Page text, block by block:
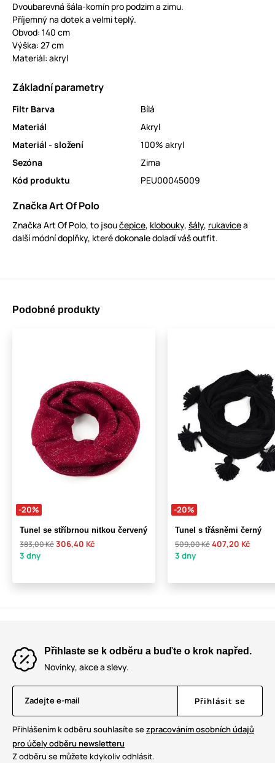
Dvoubarevná šála-komín pro podzim a zimu.
Příjemný na dotek a velmi teplý.
Obvod: 140 cm
Výška: 27 cm
Materiál: akryl
Základní parametry
Filtr Barva
Bílá
Materiál
Akryl
Materiál - složení
100% akryl
Sezóna
Zima
Kód produktu
PEU00045009
Značka Art Of Polo
Značka Art Of Polo, to jsoučepice, klobouky, šály, rukavicea
další módní doplňky, které dokonale doladí váš outfit.
Podobné produkty
-20%
Tunel se stříbrnou nitkou červený
383,00 Kč306,40 Kč
3 dny
-20%
Tunel s třásněmi černý
509,00 Kč407,20 Kč
3 dny
Přihlaste se k odběru a buďte o krok napřed.
Novinky, akce a slevy.
Zadejte e-mail Přihlásit se
Přihlášením k odběru souhlasíte sezpracováním osobních údajů
pro účely odběru newsletteru
Z odběru se můžete kdykoliv odhlásit.